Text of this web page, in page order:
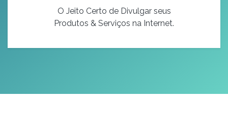
O Jeito Certo de Divulgar seus
Produtos & Serviços na Internet.